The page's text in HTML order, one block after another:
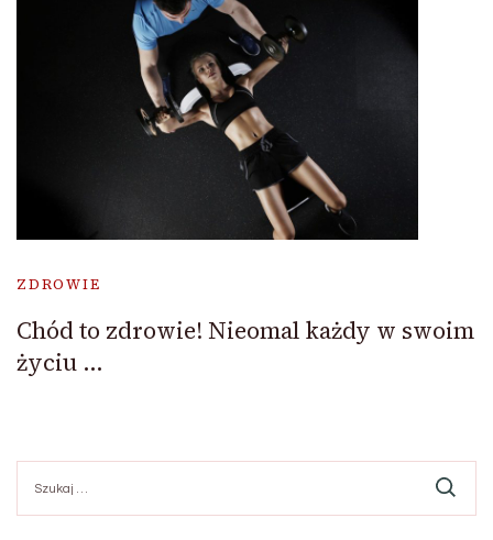
ZDROWIE
Chód to zdrowie! Nieomal każdy w swoim
życiu …